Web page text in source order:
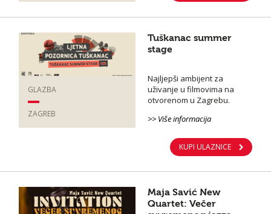
GLAZBA
ZAGREB
Tuškanac summer
stage
Najljepši ambijent za
uživanje u filmovima na
otvorenom u Zagrebu.
>> Više informacija
KUPI ULAZNICE
Maja Savić New
Quartet: Večer